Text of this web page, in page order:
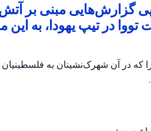
گزارش‌هایی مبنی بر
در تیپ یهودا، به این
که در آن شهرک‌نشینان به فلسطینیان